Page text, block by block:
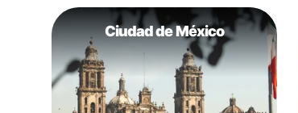
Ciudad de México